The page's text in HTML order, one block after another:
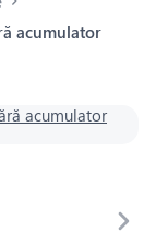
acumulator